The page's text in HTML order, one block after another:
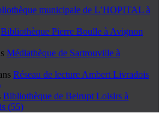
municipale de L’HOPITAL à
Bibliothèque Pierre Boulle à Avignon
Médiathèque de Sartrouville à
Réseau de lecture Ambert Livradois
Bibliothèque de Belrupt Loisirs à
(55)